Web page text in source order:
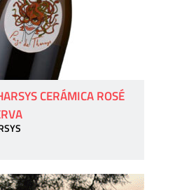
CERÁMICA ROSÉ